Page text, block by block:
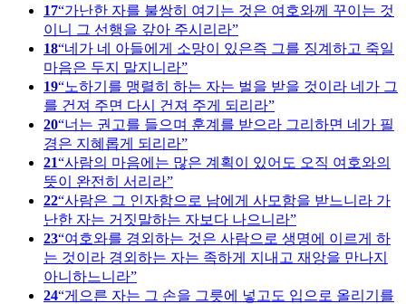
17 가난한 자를 불쌍히 여기는 것은 여호와께 꾸이는 것
이니 그 선행을 갚아 주시리라
18 네가 네 아들에게 소망이 있은즉 그를 징계하고 죽일
마음은 두지 말지니라
19 노하기를 맹렬히 하는 자는 벌을 받을 것이라 네가 그
를 건져 주면 다시 건져 주게 되리라
20 너는 권고를 들으며 훈계를 받으라 그리하면 네가 필
경은 지혜롭게 되리라
21 사람의 마음에는 많은 계획이 있어도 오직 여호와의
뜻이 완전히 서리라
22 사람은 그 인자함으로 남에게 사모함을 받느니라 가
난한 자는 거짓말하는 자보다 나으니라
23 여호와를 경외하는 것은 사람으로 생명에 이르게 하
는 것이라 경외하는 자는 족하게 지내고 재앙을 만나지
아니하느니라
24 게으른 자는 그 손을 그릇에 넣고도 입으로 올리기를